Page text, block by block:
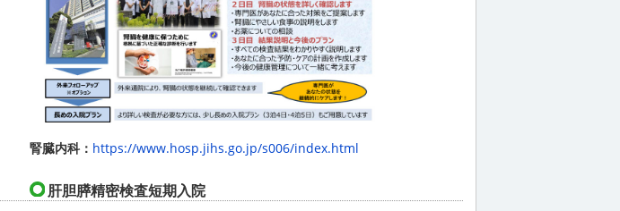
腎臓内科： https://www.hosp.jihs.go.jp/s006/index.html
肝胆膵精密検査短期入院